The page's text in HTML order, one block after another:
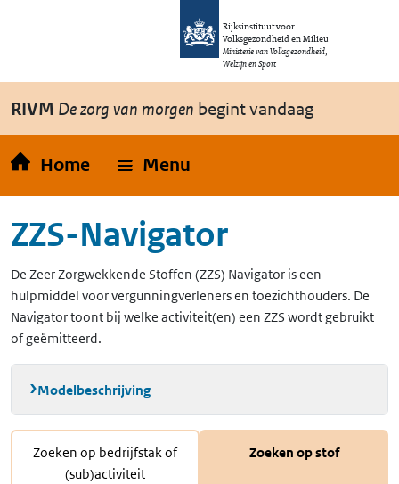
Overslaan en naar de inhoud gaan
Rijksinstituut voor
Volksgezondheid en Milieu
Ministerie van Volksgezondheid,
Welzijn en Sport
RIVM De zorg van morgen begint vandaag
Home Menu
ZZS-Navigator
De Zeer Zorgwekkende Stoffen (ZZS) Navigator is een
hulpmiddel voor vergunningverleners en toezichthouders. De
Navigator toont bij welke activiteit(en) een ZZS wordt gebruikt
of geëmitteerd.
Modelbeschrijving
Zoeken op bedrijfstak of
(sub)activiteit
Zoeken op stof